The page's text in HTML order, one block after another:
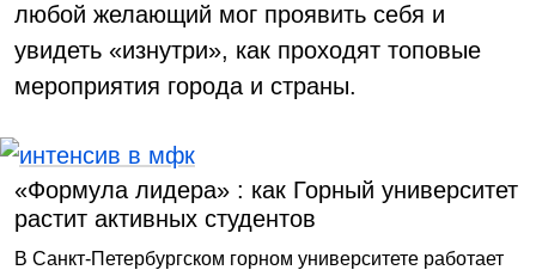
любой желающий мог проявить себя и
увидеть «изнутри», как проходят топовые
мероприятия города и страны.
«Формула лидера» : как Горный университет
растит активных студентов
В Санкт-Петербургском горном университете работает